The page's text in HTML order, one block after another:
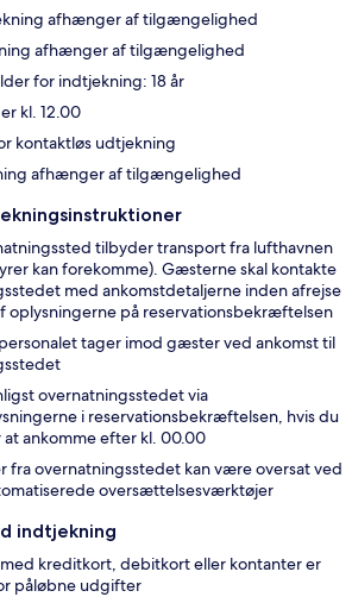
afhænger af tilgængelighed
afhænger af tilgængelighed
for indtjekning: 18 år
kl. 12.00
kontaktløs udtjekning
afhænger af tilgængelighed
tilbyder transport fra lufthavnen
kan forekomme). Gæsterne skal kontakte
med ankomstdetaljerne inden afrejse
oplysningerne på reservationsbekræftelsen
tager imod gæster ved ankomst til
overnatningsstedet via
i reservationsbekræftelsen, hvis du
ankomme efter kl. 00.00
fra overnatningsstedet kan være oversat ved
oversættelsesværktøjer
indtjekning
kreditkort, debitkort eller kontanter er
påløbne udgifter